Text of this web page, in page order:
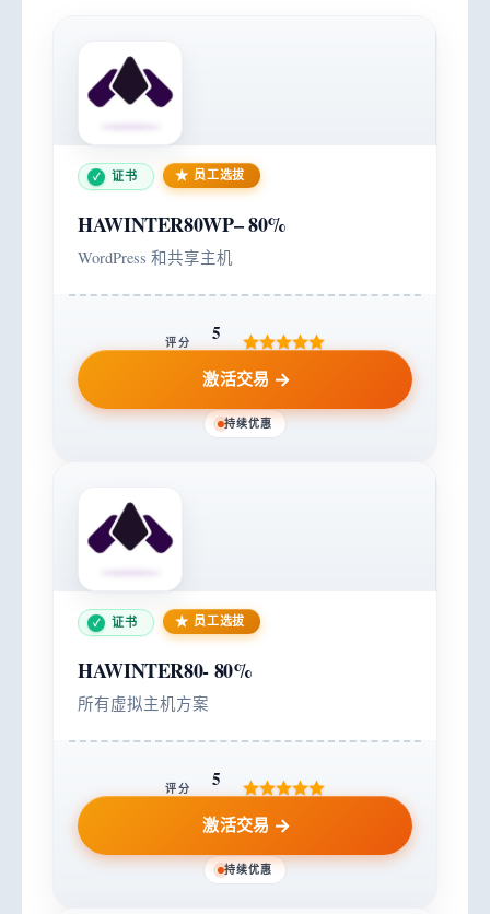
证书 员工选拔
HAWINTER80WP–80%
WordPress 和共享主机
评分 5
激活交易
持续优惠
证书 员工选拔
HAWINTER80-80%
所有虚拟主机方案
评分 5
激活交易
持续优惠